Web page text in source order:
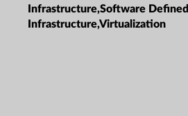
Infrastructure,Software Defined
Infrastructure,Virtualization